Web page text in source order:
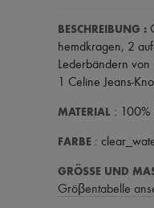
BESCHREIBUNG :
hemdkragen, 2
Lederbändern von
1 Celine Jeans-
MATERIAL : 100%
FARBE :
GRÖSSE UND
Gröβentabelle